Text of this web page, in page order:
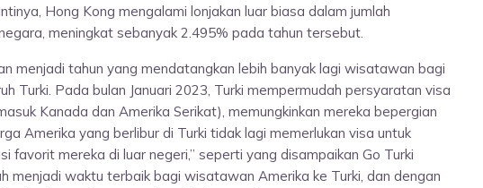
Hong Kong mengalami lonjakan luar biasa dalam jumlah
meningkat sebanyak 2.495% pada tahun tersebut.
menjadi tahun yang mendatangkan lebih banyak lagi wisatawan bagi
Turki. Pada bulan Januari 2023, Turki mempermudah persyaratan visa
Kanada dan Amerika Serikat), memungkinkan mereka bepergian
Amerika yang berlibur di Turki tidak lagi memerlukan visa untuk
favorit mereka di luar negeri,” seperti yang disampaikan Go Turki
menjadi waktu terbaik bagi wisatawan Amerika ke Turki, dan dengan